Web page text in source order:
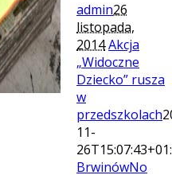
admin26
listopada,
2014Akcja
„Widoczne
Dziecko” rusza
w
przedszkolach
11-
BrwinówNo